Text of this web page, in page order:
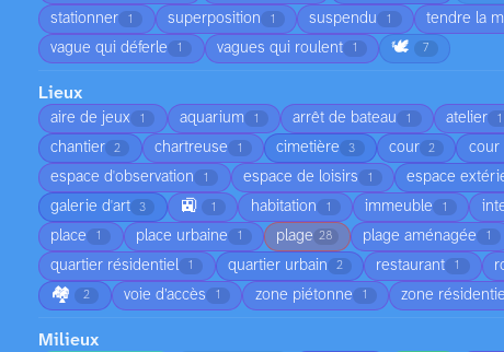
stationner 1 superposition 1 suspendu 1 tendre la
vague qui déferle 1 vagues qui roulent 1 🕊️ 7
Lieux
aire de jeux 1 aquarium 1 arrêt de bateau 1 atelier 1
chantier 2 chartreuse 1 cimetière 3 cour 2 cour
espace d'observation 1 espace de loisirs 1 espace
galerie d'art 3 🚉 1 habitation 1 immeuble 1
place 1 place urbaine 1 plage 28 plage aménagée 1
quartier résidentiel 1 quartier urbain 2 restaurant 1
🏘️ 2 voie d’accès 1 zone piétonne 1 zone
Milieux